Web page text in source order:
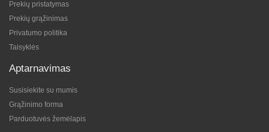
Prekių pristatymas
Prekių grąžinimas
Privatumo politika
Taisyklės
Aptarnavimas
Susisiekite su mumis
Grąžinimo forma
Parduotuvės žemėlapis